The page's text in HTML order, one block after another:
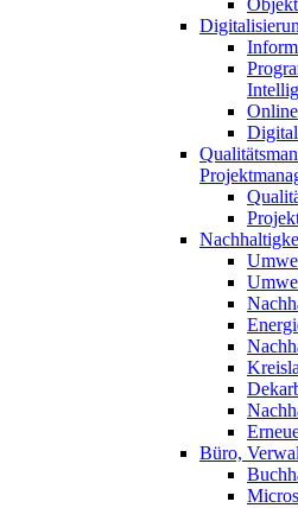
Büro,